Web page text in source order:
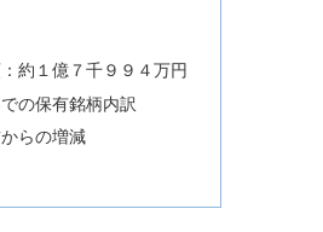
約１億７千９９４万円
の保有銘柄内訳
らの増減